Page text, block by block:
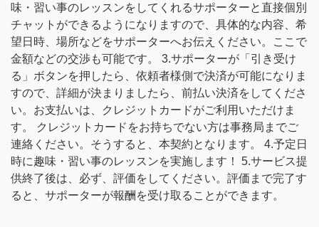
味・習い事のレッスンをしてくれるサポーターと直接個別
チャットができるようになりますので、具体的な内容、希
望日時、場所などをサポーターへお伝えください。ここで
金額などの交渉も可能です。 3.サポーターが「引き受け
る」ボタンを押したら、依頼者様側で決済が可能になりま
すので、詳細が決まりましたら、前払い決済をしてくださ
い。お支払いは、クレジットカードがご利用いただけま
す。 クレジットカードをお持ちでない方は事務局までご
連絡ください。そうすると、本契約となります。 4.予定日
時に趣味・習い事のレッスンを実施します！ 5.サービス提
供終了後は、必ず、評価をしてください。評価まで完了す
ると、サポーターが報酬を受け取ることができます。